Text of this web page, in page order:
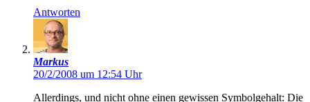
Antworten
Markus
20/2/2008 um 12:54 Uhr
Allerdings, und nicht ohne einen gewissen Symbolgehalt: Die